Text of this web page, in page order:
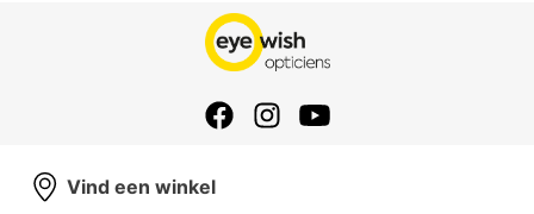
Vind een winkel